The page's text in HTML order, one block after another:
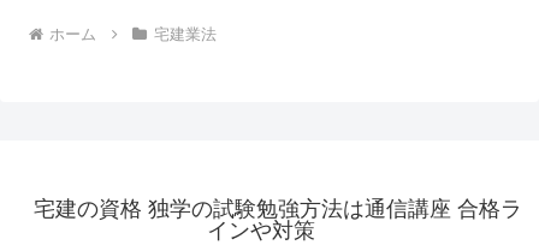
ホーム 宅建業法
宅建の資格 独学の試験勉強方法は通信講座 合格ラ
インや対策